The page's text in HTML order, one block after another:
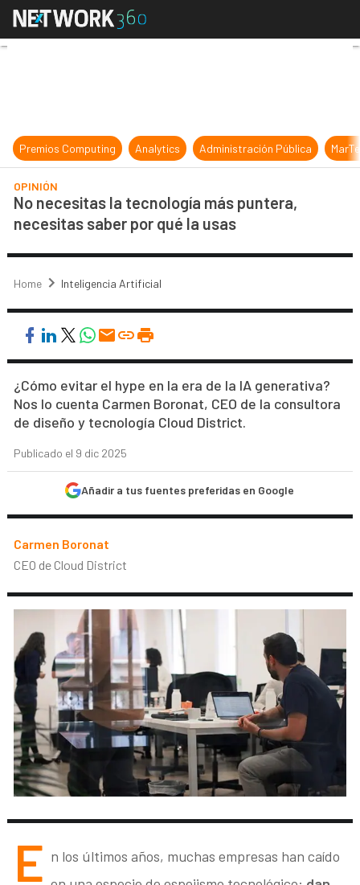
No necesitas la tecnología más
Premios Computing Analytics Administración Pública
OPINIÓN
No necesitas la tecnología más puntera,
necesitas saber por qué la usas
Home Inteligencia Artificial
¿Cómo evitar el hype en la era de la IA generativa?
Nos lo cuenta Carmen Boronat, CEO de la consultora
de diseño y tecnología Cloud District.
Publicado el 9 dic 2025
Añadir a tus fuentes preferidas en Google
Carmen Boronat
CEO de Cloud District
E n los últimos años, muchas empresas han caído